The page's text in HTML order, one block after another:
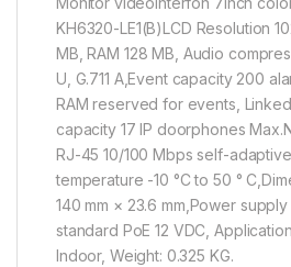
KH6320-LE1(B)LCD Resolution
MB, RAM 128 MB, Audio
U, G.711 A,Event capacity 200
RAM reserved for events,
capacity 17 IP doorphones
RJ-45 10/100 Mbps self-
temperature -10 °C to 50 °
140 mm × 23.6 mm,Power supply
standard PoE 12 VDC,
Indoor, Weight: 0.325 KG.